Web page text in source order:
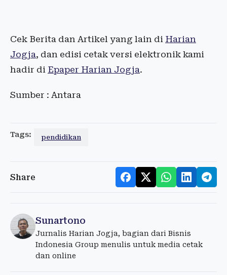
Cek Berita dan Artikel yang lain di Harian
Jogja, dan edisi cetak versi elektronik kami
hadir di Epaper Harian Jogja.
Sumber : Antara
Tags: pendidikan
Share
Sunartono
Jurnalis Harian Jogja, bagian dari Bisnis
Indonesia Group menulis untuk media cetak
dan online